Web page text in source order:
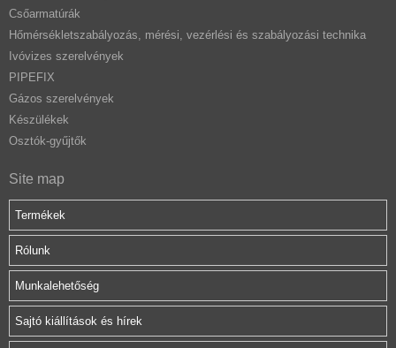
Csőarmatúrák
Hőmérsékletszabályozás, mérési, vezérlési és szabályozási technika
Ivóvizes szerelvények
PIPEFIX
Gázos szerelvények
Készülékek
Osztók-gyűjtők
Site map
Termékek
Rólunk
Munkalehetőség
Sajtó kiállítások és hírek